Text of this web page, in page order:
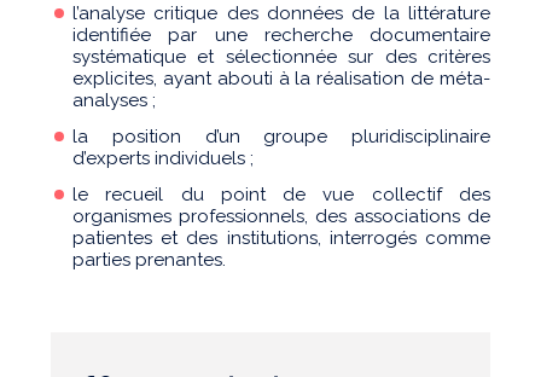
l’analyse critique des données de la littérature
identifiée par une recherche documentaire
systématique et sélectionnée sur des critères
explicites, ayant abouti à la réalisation de méta-
analyses ;
la position d’un groupe pluridisciplinaire
d’experts individuels ;
le recueil du point de vue collectif des
organismes professionnels, des associations de
patientes et des institutions, interrogés comme
parties prenantes.